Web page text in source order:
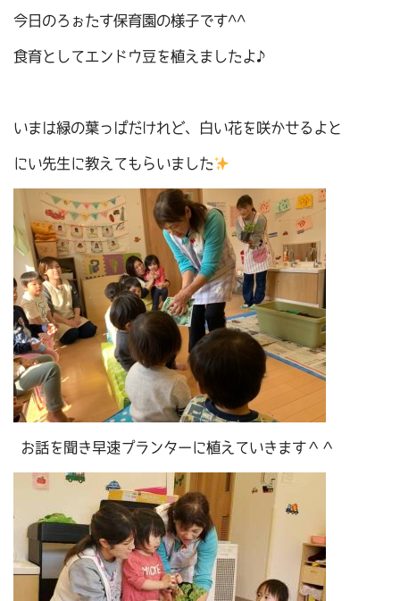
今日のろぉたす保育園の様子です^^
食育としてエンドウ豆を植えましたよ♪
いまは緑の葉っぱだけれど、白い花を咲かせるよと
にい先生に教えてもらいました
お話を聞き早速プランターに植えていきます＾＾